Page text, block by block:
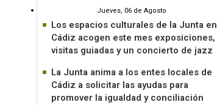
Jueves, 06 de Agosto
Los espacios culturales de la Junta en
Cádiz acogen este mes exposiciones,
visitas guiadas y un concierto de jazz
La Junta anima a los entes locales de
Cádiz a solicitar las ayudas para
promover la igualdad y conciliación